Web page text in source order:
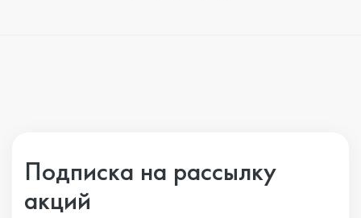
Подписка на рассылку
акций